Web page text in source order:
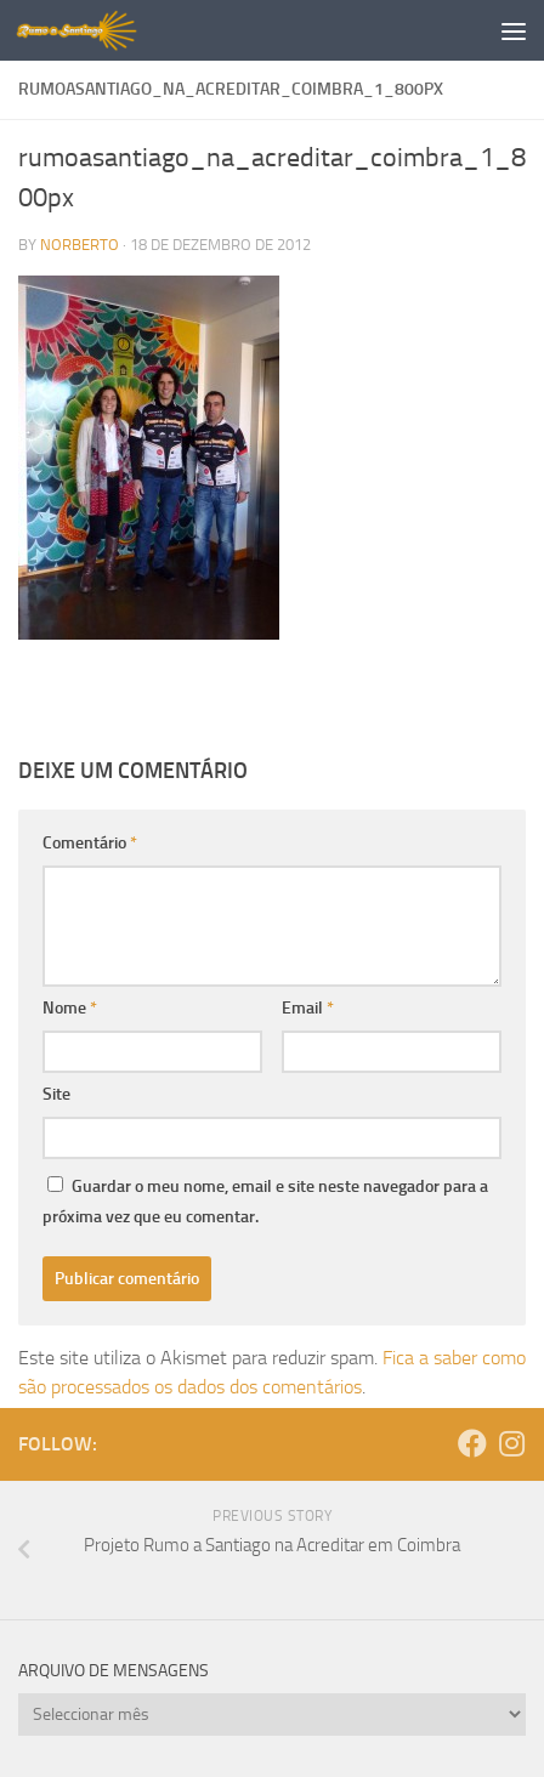
Skip to content
RUMOASANTIAGO_NA_ACREDITAR_COIMBRA_1_800PX
rumoasantiago_na_acreditar_coimbra_1_8
00px
BY NORBERTO · 18 DE DEZEMBRO DE 2012
DEIXE UM COMENTÁRIO
Comentário*
Nome* Email *
Site
Guardar o meu nome, email e site neste navegador para a
próxima vez que eu comentar.
Este site utiliza o Akismet para reduzir spam. Fica a saber como
são processados os dados dos comentários.
FOLLOW:
PREVIOUS STORY
Projeto Rumo a Santiago na Acreditar em Coimbra
ARQUIVO DE MENSAGENS
Arquivo